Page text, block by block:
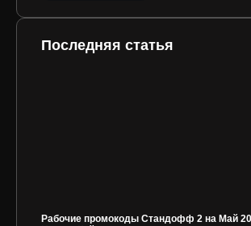
Последняя статья
Рабочие промокоды Стандофф 2 на Май